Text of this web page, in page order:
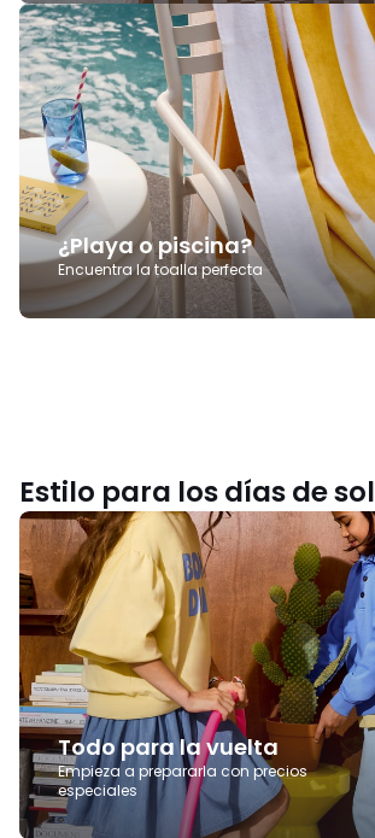
¿Playa o piscina?
Encuentra la toalla perfecta
¿Playa
o
piscina?
Estilo para los días de sol
Todo para la vuelta
Empieza a prepararla con precios
especiales
Todo
para
la
vuelta